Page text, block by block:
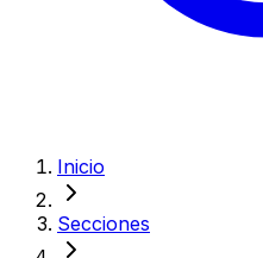
Inicio
Secciones